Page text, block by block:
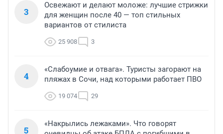
3
Освежают и делают моложе: лучшие стрижки
для женщин после 40 — топ стильных
вариантов от стилиста
25 908 3
4
«Слабоумие и отвага». Туристы загорают на
пляжах в Сочи, над которыми работает ПВО
19 074 29
5
«Накрылись лежаками». Что говорят